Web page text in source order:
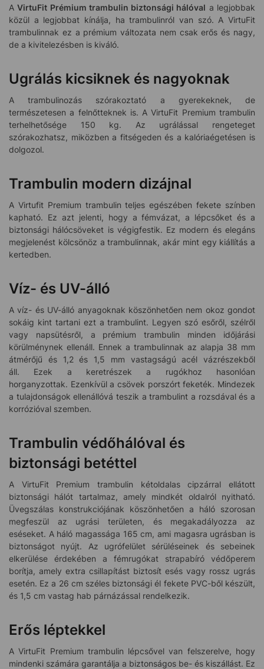
AVirtuFit Prémium trambulin biztonsági hálóval a legjobbak
közül a legjobbat kínálja, ha trambulinról van szó. A VirtuFit
trambulinnak ez a prémium változata nem csak erős és nagy,
de a kivitelezésben is kiváló.
Ugrálás kicsiknek és nagyoknak
A trambulinozás szórakoztató a gyerekeknek, de
természetesen a felnőtteknek is. A VirtuFit Premium trambulin
terhelhetősége 150 kg. Az ugrálással rengeteget
szórakozhatsz, miközben a fitségeden és a kalóriaégetésen is
dolgozol.
Trambulin modern dizájnal
A Virtufit Premium trambulin teljes egészében fekete színben
kapható. Ez azt jelenti, hogy a fémvázat, a lépcsőket és a
biztonsági hálócsöveket is végigfestik. Ez modern és elegáns
megjelenést kölcsönöz a trambulinnak, akár mint egy kiállítás a
kertedben.
Víz- és UV-álló
A víz- és UV-álló anyagoknak köszönhetően nem okoz gondot
sokáig kint tartani ezt a trambulint. Legyen szó esőről, szélről
vagy napsütésről, a prémium trambulin minden időjárási
körülménynek ellenáll. Ennek a trambulinnak az alapja 38 mm
átmérőjű és 1,2 és 1,5 mm vastagságú acél vázrészekből
áll. Ezek a keretrészek a rugókhoz hasonlóan
horganyzottak. Ezenkívül a csövek porszórt feketék. Mindezek
a tulajdonságok ellenállóvá teszik a trambulint a rozsdával és a
korrózióval szemben.
Trambulin védőhálóval és
biztonsági betéttel
A VirtuFit Premium trambulin kétoldalas cipzárral ellátott
biztonsági hálót tartalmaz, amely mindkét oldalról nyitható.
Üvegszálas konstrukciójának köszönhetően a háló szorosan
megfeszül az ugrási területen, és megakadályozza az
eséseket. A háló magassága 165 cm, ami magasra ugrásban is
biztonságot nyújt. Az ugrófelület sérüléseinek és sebeinek
elkerülése érdekében a fémrugókat strapabíró védőperem
borítja, amely extra csillapítást biztosít esés vagy rossz ugrás
esetén. Ez a 26 cm széles biztonsági él fekete PVC-ből készült,
és 1,5 cm vastag hab párnázással rendelkezik.
Erős léptekkel
A VirtuFit Premium trambulin lépcsővel van felszerelve, hogy
mindenki számára garantálja a biztonságos be- és kiszállást. Ez